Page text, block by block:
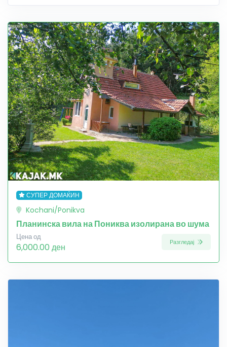
СУПЕР ДОМАЌИН
Kochani/Ponikva
Планинска вила на Пониква изолирана во шума
Цена од
6,000.00 ден Разгледај